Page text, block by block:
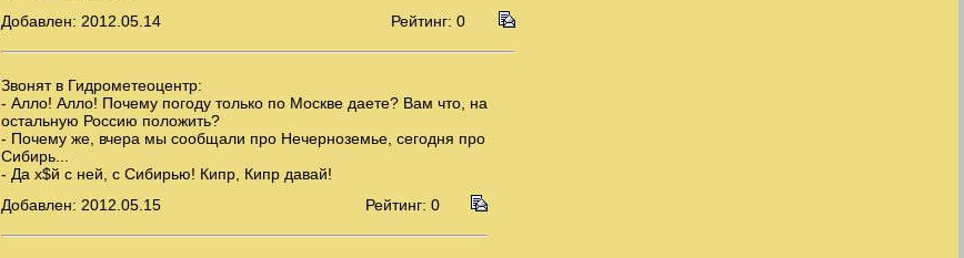
Добавлен: 2012.05.14
Рейтинг: 0
Звонят в Гидрометеоцентр:
- Алло! Алло! Почему погоду только по Москве даете? Вам что, на
остальную Россию положить?
- Почему же, вчера мы сообщали про Нечерноземье, сегодня про
Сибирь...
- Да х$й с ней, с Сибирью! Кипр, Кипр давай!
Добавлен: 2012.05.15
Рейтинг: 0